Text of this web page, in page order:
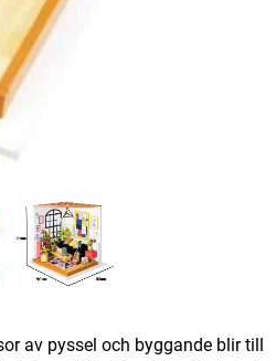
av pyssel och byggande blir till